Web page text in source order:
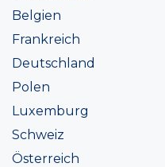
Belgien
Frankreich
Deutschland
Polen
Luxemburg
Schweiz
Österreich